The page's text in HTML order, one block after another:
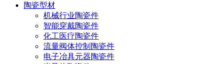
陶瓷型材
机械行业陶瓷件
智能穿戴陶瓷件
化工医疗陶瓷件
流量阀体控制陶瓷件
电子冶具元器陶瓷件